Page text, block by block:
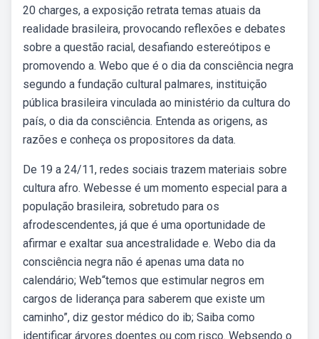
20 charges, a exposição retrata temas atuais da
realidade brasileira, provocando reflexões e debates
sobre a questão racial, desafiando estereótipos e
promovendo a. Webo que é o dia da consciência negra
segundo a fundação cultural palmares, instituição
pública brasileira vinculada ao ministério da cultura do
país, o dia da consciência. Entenda as origens, as
razões e conheça os propositores da data.
De 19 a 24/11, redes sociais trazem materiais sobre
cultura afro. Webesse é um momento especial para a
população brasileira, sobretudo para os
afrodescendentes, já que é uma oportunidade de
afirmar e exaltar sua ancestralidade e. Webo dia da
consciência negra não é apenas uma data no
calendário; Web“temos que estimular negros em
cargos de liderança para saberem que existe um
caminho”, diz gestor médico do ib; Saiba como
identificar árvores doentes ou com risco. Websendo o